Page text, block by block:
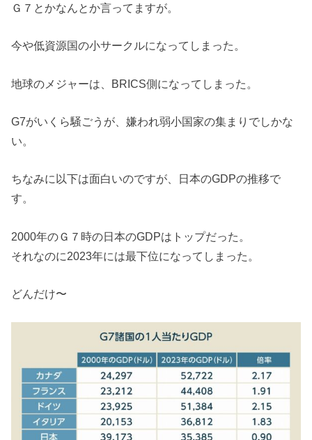
Ｇ７とかなんとか言ってますが。
今や低資源国の小サークルになってしまった。
地球のメジャーは、BRICS側になってしまった。
G7がいくら騒ごうが、嫌われ弱小国家の集まりでしかな
い。
ちなみに以下は面白いのですが、日本のGDPの推移で
す。
2000年のＧ７時の日本のGDPはトップだった。
それなのに2023年には最下位になってしまった。
どんだけ〜